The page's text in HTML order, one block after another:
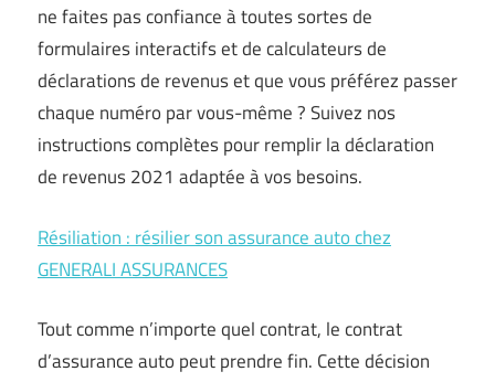
ne faites pas confiance à toutes sortes de
formulaires interactifs et de calculateurs de
déclarations de revenus et que vous préférez passer
chaque numéro par vous-même ? Suivez nos
instructions complètes pour remplir la déclaration
de revenus 2021 adaptée à vos besoins.
Résiliation : résilier son assurance auto chez
GENERALI ASSURANCES
Tout comme n’importe quel contrat, le contrat
d’assurance auto peut prendre fin. Cette décision